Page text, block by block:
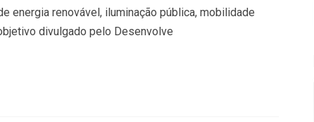
energia renovável, iluminação pública, mobilidade
divulgado pelo Desenvolve